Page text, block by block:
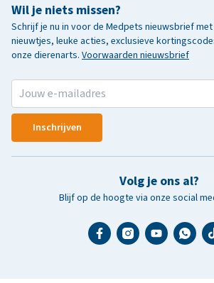
Wil je niets missen?
Schrijf je nu in voor de Medpets nieuwsbrief
nieuwtjes, leuke acties, exclusieve
onze dierenarts. Voorwaarden nieuwsbrief
Inschrijven
Volg je ons al?
Blijf op de hoogte via onze social